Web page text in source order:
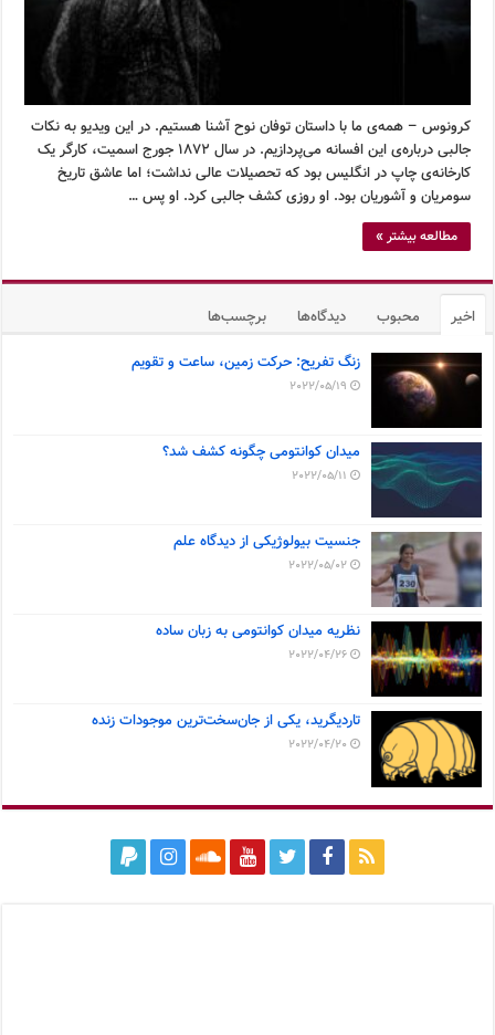
کرونوس – همه‌ی ما با داستان توفان نوح آشنا هستیم. در این ویدیو به نکات
جالبی درباره‌ی این افسانه می‌پردازیم. در سال ۱۸۷۲ جورج اسمیت، کارگر یک
کارخانه‌ی چاپ در انگلیس بود که تحصیلات عالی نداشت؛ اما عاشق تاریخ
سومریان و آشوریان بود. او روزی کشف جالبی کرد. او پس …
مطالعه بیشتر »
اخیر محبوب دیدگاه‌ها برچسب‌ها
زنگ تفریح: حرکت زمین، ساعت و تقویم
2022/05/19
میدان کوانتومی چگونه کشف شد؟
2022/05/11
جنسیت بیولوژیکی از دیدگاه علم
2022/05/02
نظریه میدان کوانتومی به زبان ساده
2022/04/26
تاردیگرید، یکی از جان‌سخت‌ترین موجودات زنده
2022/04/20